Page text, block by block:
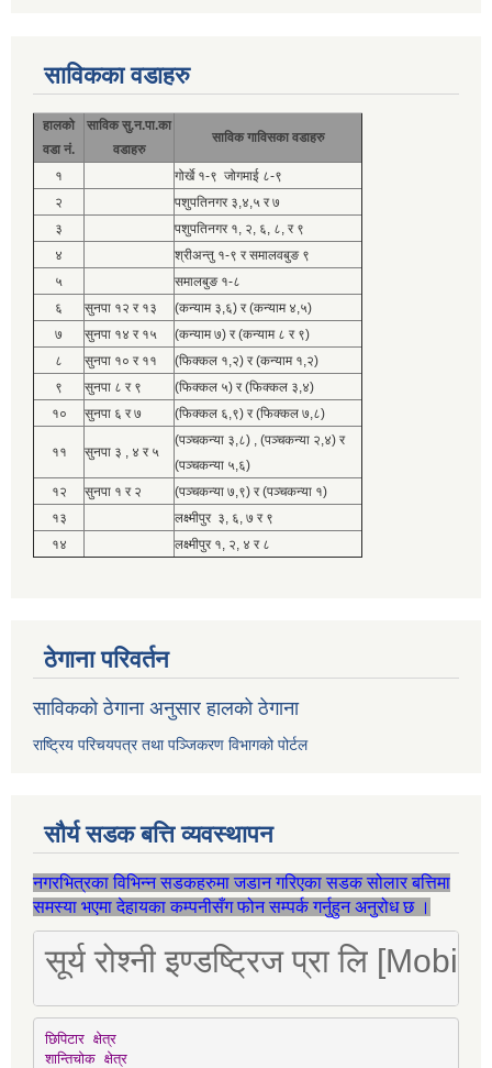
साविकका वडाहरु
हालको
वडा नं.
साविक सु.न.पा.का
वडाहरु
साविक गाविसका वडाहरु
१
गोर्खे १-९ जोगमाई ८-९
२
पशुपतिनगर ३,४,५ र ७
३
पशुपतिनगर १, २, ६, ८, र ९
४
श्रीअन्तु १-९ र समालवबुङ ९
५
समालबुङ १-८
६
सुनपा १२ र १३
(कन्याम ३,६) र (कन्याम ४,५)
७
सुनपा १४ र १५
(कन्याम ७) र (कन्याम ८ र ९)
८
सुनपा १० र ११
(फिक्कल १,२) र (कन्याम १,२)
९
सुनपा ८ र ९
(फिक्कल ५) र (फिक्कल ३,४)
१०
सुनपा ६ र ७ (फिक्कल ६,९) र (फिक्कल ७,८)
११ सुनपा ३ , ४ र ५
(पञ्चकन्या ३,८) , (पञ्चकन्या २,४) र
(पञ्चकन्या ५,६)
१२
सुनपा १ र २
(पञ्चकन्या ७,९) र (पञ्चकन्या १)
१३
लक्ष्मीपुर ३, ६, ७ र ९
१४
लक्ष्मीपुर १, २, ४ र ८
ठेगाना परिवर्तन
साविकको ठेगाना अनुसार हालको ठेगाना
राष्ट्रिय परिचयपत्र तथा पञ्जिकरण विभागको पोर्टल
सौर्य सडक बत्ति व्यवस्थापन
नगरभित्रका विभिन्न सडकहरुमा जडान गरिएका सडक सोलार बत्तिमा
समस्या भएमा देहायका कम्पनीसँग फोन सम्पर्क गर्नुहुन अनुरोध छ ।
सूर्य रोश्नी इण्डष्ट्रिज प्रा लि
छिपिटार क्षेत्र
शान्तिचोक क्षेत्र